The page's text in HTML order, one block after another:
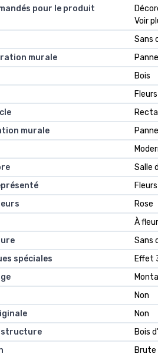
pour le produit
Voir
Sans
murale
Bois
murale
Salle
Fleurs
Rose
À fleur
Sans
spéciales
Effet
Non
Non
structure
Bois
Brute